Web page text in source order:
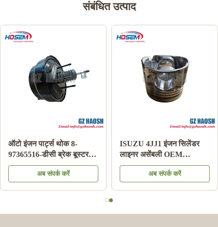
संबंधित उत्पाद
ऑटो इंजन पार्ट्स थोक 8-
97365516-डीसी ब्रेक बूस्टर
इसुजु डीमैक्स 03-06 के लिए
अब संपर्क करें
ISUZU 4JJ1 इंजन सिलेंडर
लाइनर असेंबली OEM
रिप्लेसमेंट 3 महीने की वारंटी
अब संपर्क करें